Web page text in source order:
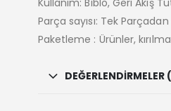
Kullanım: Biblo, Geri Akış
Parça sayısı: Tek
Paketleme : Ürünler,
DEĞERLENDIRMELER